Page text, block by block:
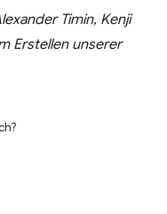
Timin, Kenji
Erstellen unserer